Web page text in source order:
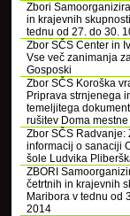
Zbori
in krajevnih
tednu od 27. do 30.
Zbor SČS Center in
Vse več zanimanja
Gosposki
Zbor SČS Koroška
Priprava strnjenega
temeljitega
rušitev Doma mestne
Zbor SČS Radvanje:
informacij o sanaciji
šole Ludvika
ZBORI
četrtnih in krajevnih
Maribora v tednu od
2014